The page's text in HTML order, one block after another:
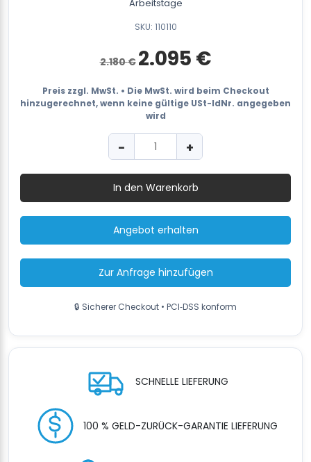
Arbeitstage
SKU: 110110
2.180€
Ursprünglicher
Preis
2.180 €
2.095 €Preis
2.095 €.
Preis zzgl. MwSt. • Die MwSt. wird beim Checkout
hinzugerechnet, wenn keine gültige USt-IdNr. angegeben
wird
MB820
Batterie-
16-
mm
Akku
Umreifungsgerät
PET/PP-
Band
inkl.
Akkuladegerät
− +
In den Warenkorb
Angebot erhalten
Zur Anfrage hinzufügen
🔒 Sicherer Checkout • PCI‑DSS konform
SCHNELLE LIEFERUNG
100 % GELD-ZURÜCK-GARANTIE LIEFERUNG